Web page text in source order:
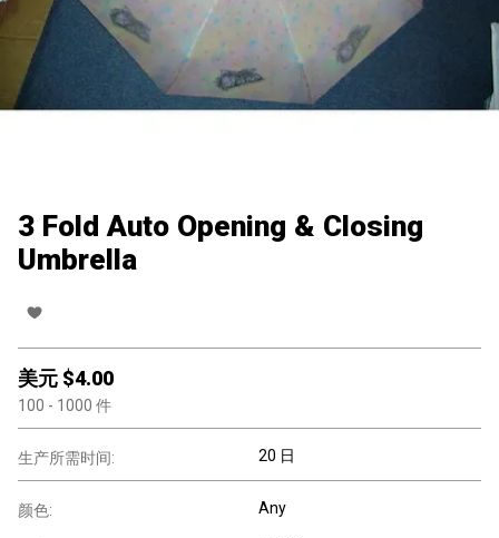
3 Fold Auto Opening & Closing
Umbrella
美元 $4.00
100 - 1000 件
生产所需时间: 20 日
颜色: Any